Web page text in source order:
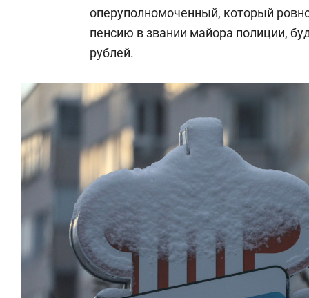
оперуполномоченный, который
пенсию в звании майора полиции,
рублей.